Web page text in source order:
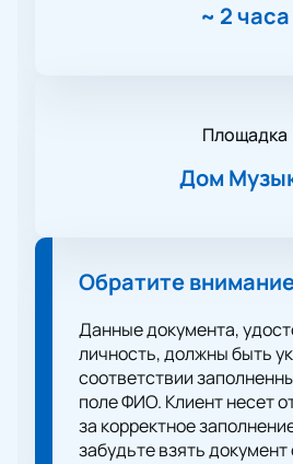
~ 2 часа
Площадка
Дом
Обратите
Данные документа,
личность, должны быть
соответствии
поле ФИО. Клиент несет
за корректное
забудьте взять документ